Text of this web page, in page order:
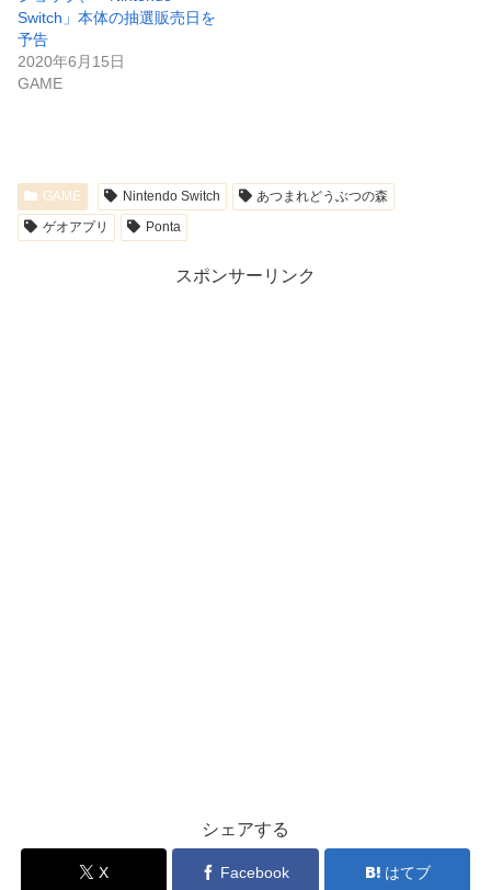
Switch」本体の抽選販売日を
予告
2020年6月15日
GAME
GAME Nintendo Switch
あつまれどうぶつの森
ゲオアプリ
Ponta
スポンサーリンク
シェアする
X Facebook はてブ